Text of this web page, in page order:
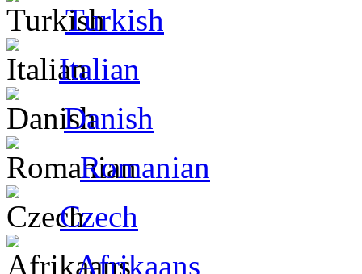
Turkish
Italian
Danish
Romanian
Czech
Afrikaans